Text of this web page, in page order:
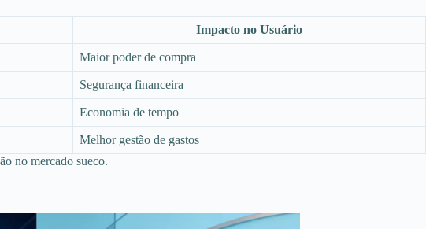
Impacto no Usuário
Maior poder de compra
Segurança financeira
Economia de tempo
Melhor gestão de gastos
no mercado sueco.